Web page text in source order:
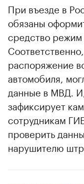
При въезде в
обязаны
средство режим
распоряжение
автомобиля,
данные в МВД.
зафиксирует
сотрудникам
проверить
нарушителю